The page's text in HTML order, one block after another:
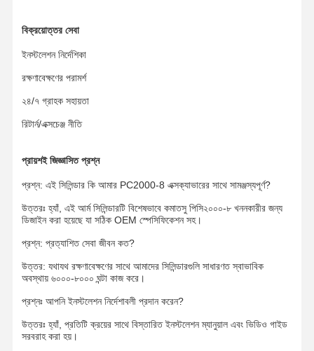
বিক্রয়োত্তর সেবা
ইনস্টলেশন নির্দেশিকা
রক্ষণাবেক্ষণের পরামর্শ
২৪/৭ গ্রাহক সহায়তা
রিটার্ন/এক্সচেঞ্জ নীতি
প্রায়শই জিজ্ঞাসিত প্রশ্ন
প্রশ্ন: এই সিলিন্ডার কি আমার PC2000-8 এক্সক্যাভারের সাথে সামঞ্জস্যপূর্ণ?
উত্তরঃ হ্যাঁ, এই আর্ম সিলিন্ডারটি বিশেষভাবে কমাতসু পিসি২০০০-৮ খননকারীর জন্য
ডিজাইন করা হয়েছে যা সঠিক OEM স্পেসিফিকেশন সহ।
প্রশ্ন: প্রত্যাশিত সেবা জীবন কত?
উত্তর: যথাযথ রক্ষণাবেক্ষণের সাথে আমাদের সিলিন্ডারগুলি সাধারণত স্বাভাবিক
অবস্থায় ৬০০০-৮০০০ ঘন্টা কাজ করে।
প্রশ্নঃ আপনি ইনস্টলেশন নির্দেশাবলী প্রদান করেন?
উত্তরঃ হ্যাঁ, প্রতিটি ক্রয়ের সাথে বিস্তারিত ইনস্টলেশন ম্যানুয়াল এবং ভিডিও গাইড
সরবরাহ করা হয়।